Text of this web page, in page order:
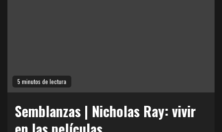
5 minutos de lectura
Semblanzas | Nicholas Ray: vivir